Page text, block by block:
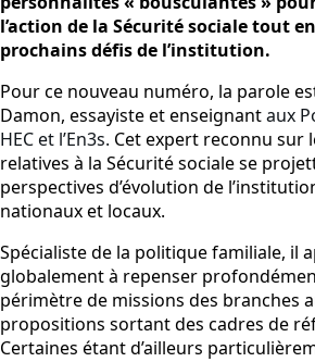
l’action de la Sécurité sociale tout
prochains défis de l’institution.
Pour ce nouveau numéro, la parole
Damon, essayiste et enseignantaux
HEC et l’En3s. Cet expert reconnu sur
relatives à la Sécurité sociale se
perspectives d’évolution de
nationaux et locaux.
Spécialiste de la politique familiale, il
globalement à repenser
périmètre de missions des branches
propositions sortant des cadres de
Certaines étant d’ailleurs